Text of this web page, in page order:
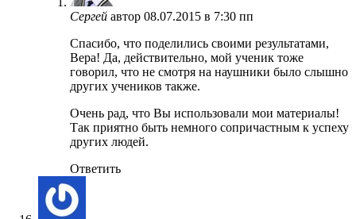
Сергей автор 08.07.2015 в 7:30 пп
Спасибо, что поделились своими результатами,
Вера! Да, действительно, мой ученик тоже
говорил, что не смотря на наушники было слышно
других учеников также.
Очень рад, что Вы использовали мои материалы!
Так приятно быть немного сопричастным к успеху
других людей.
Ответить